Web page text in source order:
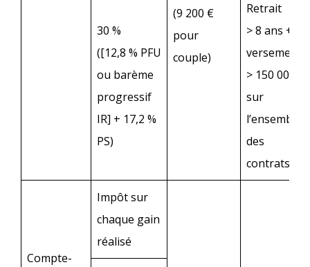
(9 200 €
pour
couple)
30 %
([12,8 % PFU
ou barème
progressif
IR] + 17,2 %
PS)
Retrait
> 8 ans +
versements
> 150 000 €
sur
l’ensemble
des
contrats
Compte-
Impôt sur
chaque gain
réalisé